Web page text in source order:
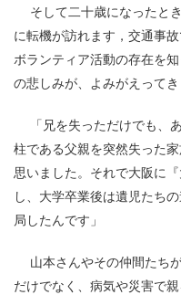
そして二十歳になったと
に転機が訪れます，交通事
ボランティア活動の存在を
の悲しみが、よみがえってき
「兄を失っただけでも、
柱である父親を突然失った
思いました。それで大阪に
し、大学卒業後は遺児たち
局したんです」
山本さんやその仲間たち
だけでなく、病気や災害で